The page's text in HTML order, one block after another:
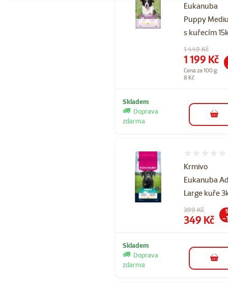
Eukanuba
Puppy
s kuřecím
Původní cena
1 449 Kč
Cena
1 199 Kč
Cena za 100 g:
8 Kč
Skladem
Doprava
zdarma
do
Krmivo
Eukanuba
Large kuře
Původní cena
399 Kč
Cena
349 Kč -
Skladem
Doprava
zdarma
do